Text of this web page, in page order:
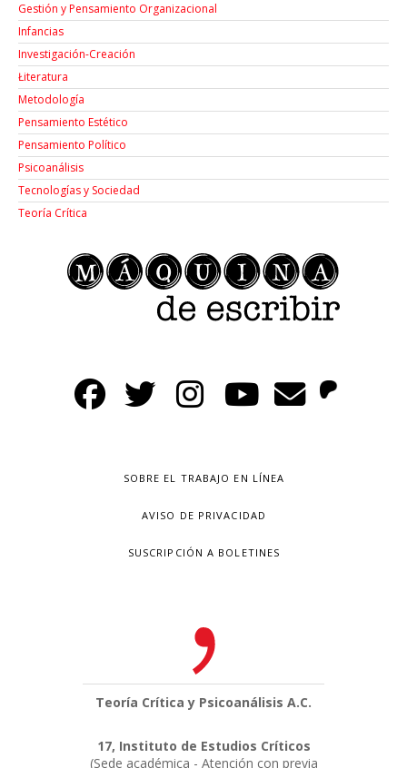
Gestión y Pensamiento Organizacional
Infancias
Investigación-Creación
Łiteratura
Metodología
Pensamiento Estético
Pensamiento Político
Psicoanálisis
Tecnologías y Sociedad
Teoría Crítica
SOBRE EL TRABAJO EN LÍNEA
AVISO DE PRIVACIDAD
SUSCRIPCIÓN A BOLETINES
Teoría Crítica y Psicoanálisis A.C.
17, Instituto de Estudios Críticos
(Sede académica - Atención con previa